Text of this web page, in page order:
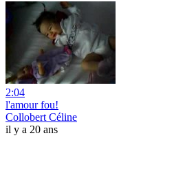
2:04
l'amour fou!
Collobert Céline
il y a 20 ans